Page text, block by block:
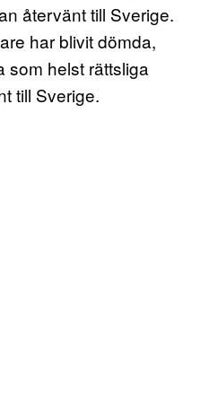
återvänt till Sverige.
har blivit dömda,
som helst rättsliga
till Sverige.